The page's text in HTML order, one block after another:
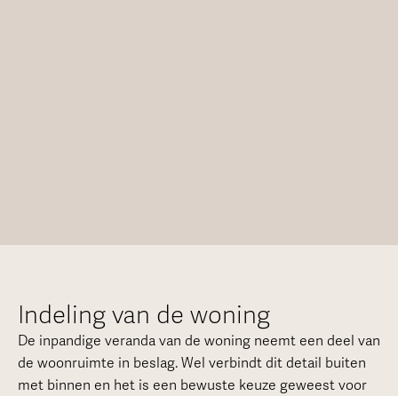
Indeling van de woning
De inpandige veranda van de woning neemt een deel van
de woonruimte in beslag. Wel verbindt dit detail buiten
met binnen en het is een bewuste keuze geweest voor